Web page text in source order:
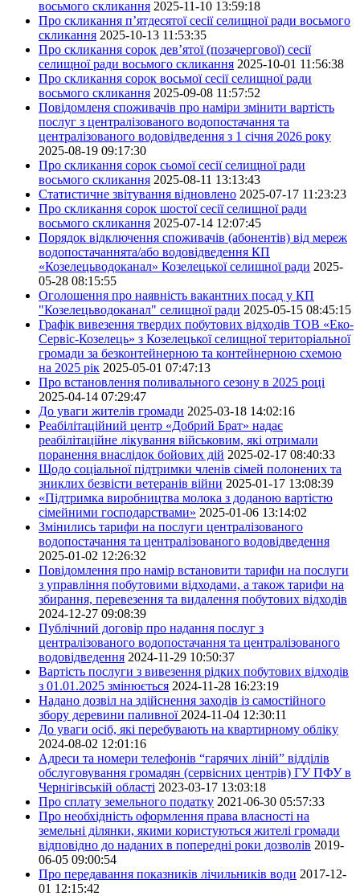
восьмого скликання 2025-11-10 13:59:18
Про скликання п’ятдесятої сесії селищної ради восьмого
скликання 2025-10-13 11:53:35
Про скликання сорок дев’ятої (позачергової) сесії
селищної ради восьмого скликання 2025-10-01 11:56:38
Про скликання сорок восьмої сесії селищної ради
восьмого скликання 2025-09-08 11:57:52
Повідомленя споживачів про наміри змінити вартість
послуг з централізованого водопостачання та
централізованого водовідведення з 1 січня 2026 року
2025-08-19 09:17:30
Про скликання сорок сьомої сесії селищної ради
восьмого скликання 2025-08-11 13:13:43
Статистичне звітування відновлено 2025-07-17 11:23:23
Про скликання сорок шостої сесії селищної ради
восьмого скликання 2025-07-14 12:07:45
Порядок відключення споживачів (абонентів) від мереж
водопостачаннята/або водовідведення КП
«Козелецьводоканал» Козелецької селищної ради 2025-
05-28 08:15:55
Оголошення про наявність вакантних посад у КП
"Козелецьводоканал" селищної ради 2025-05-15 08:45:15
Графік вивезення твердих побутових відходів ТОВ «Еко-
Сервіс-Козелець» з Козелецької селищної територіальної
громади за безконтейнерною та контейнерною схемою
на 2025 рік 2025-05-01 07:47:13
Про встановлення поливального сезону в 2025 році
2025-04-14 07:29:47
До уваги жителів громади 2025-03-18 14:02:16
Реабілітаційний центр «Добрий Брат» надає
реабілітаційне лікування військовим, які отримали
поранення внаслідок бойових дій 2025-02-17 08:40:33
Щодо соціальної підтримки членів сімей полонених та
зниклих безвісти ветеранів війни 2025-01-17 13:08:39
«Підтримка виробництва молока з доданою вартістю
сімейними господарствами» 2025-01-06 13:14:02
Змінились тарифи на послуги централізованого
водопостачання та централізованого водовідведення
2025-01-02 12:26:32
Повідомлення про намір встановити тарифи на послуги
з управління побутовими відходами, а також тарифи на
збирання, перевезення та видалення побутових відходів
2024-12-27 09:08:39
Публічний договір про надання послуг з
централізованого водопостачання та централізованого
водовідведення 2024-11-29 10:50:37
Вартість послуги з вивезення рідких побутових відходів
з 01.01.2025 змінюється 2024-11-28 16:23:19
Надано дозвіл на здійснення заходів із самостійного
збору деревини паливної 2024-11-04 12:30:11
До уваги осіб, які перебувають на квартирному обліку
2024-08-02 12:01:16
Адреси та номери телефонів “гарячих ліній” відділів
обслуговування громадян (сервісних центрів) ГУ ПФУ в
Чернігівській області 2023-03-17 13:03:18
Про сплату земельного податку 2021-06-30 05:57:33
Про необхідність оформлення права власності на
земельні ділянки, якими користуються жителі громади
відповідно до наданих в попередні роки дозволів 2019-
06-05 09:00:54
Про передавання показників лічильників води 2017-12-
01 12:15:42